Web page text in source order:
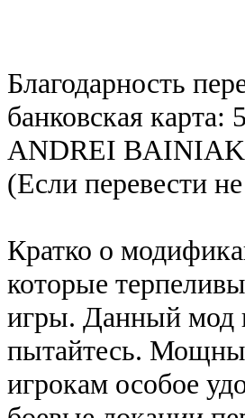
Благодарность
банковская
ANDREI
(Если перевести
Кратко о
которые
игры. Данный мод
пытайтесь.
игрокам особое